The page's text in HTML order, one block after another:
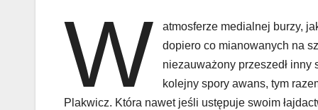
W
atmosferze medialnej burzy,
dopiero co mianowanych na
niezauważony przeszedł inny
kolejny spory awans, tym
Plakwicz. Która nawet jeśli ustępuje swoim